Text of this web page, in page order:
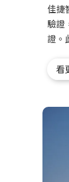
佳捷
驗證
證。
礎。
看